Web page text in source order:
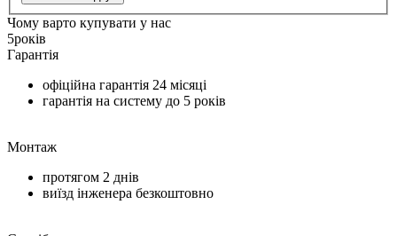
Чому варто купувати у нас
5років
Гарантія
офіційна гарантія 24 місяці
гарантія на систему до 5 років
Монтаж
протягом 2 днів
виїзд інженера безкоштовно